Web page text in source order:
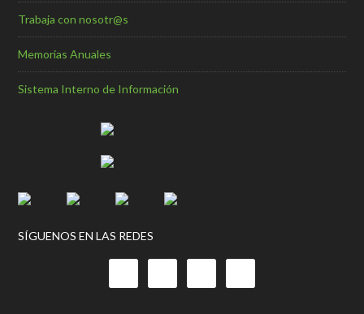
Trabaja con nosotr@s
Memorias Anuales
Sistema Interno de Información
SÍGUENOS EN LAS REDES